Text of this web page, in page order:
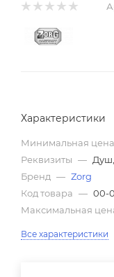
Характеристики
Минимальная цена
Реквизиты — Душ,
Бренд — Zorg
Код товара — 00-
Максимальная
Все характеристики